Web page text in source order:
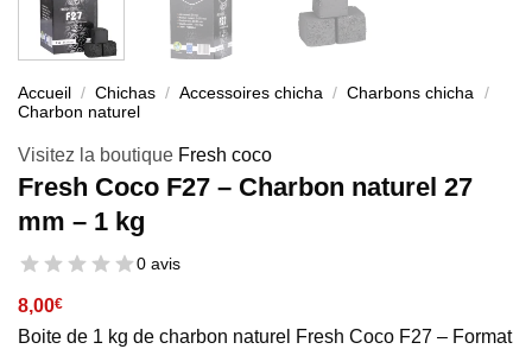
Accueil / Chichas / Accessoires chicha / Charbons chicha /
Charbon naturel
Visitez la boutique Fresh coco
Fresh Coco F27 – Charbon naturel 27
mm – 1 kg
0 avis
8,00€
Boite de 1 kg de charbon naturel Fresh Coco F27 – Format